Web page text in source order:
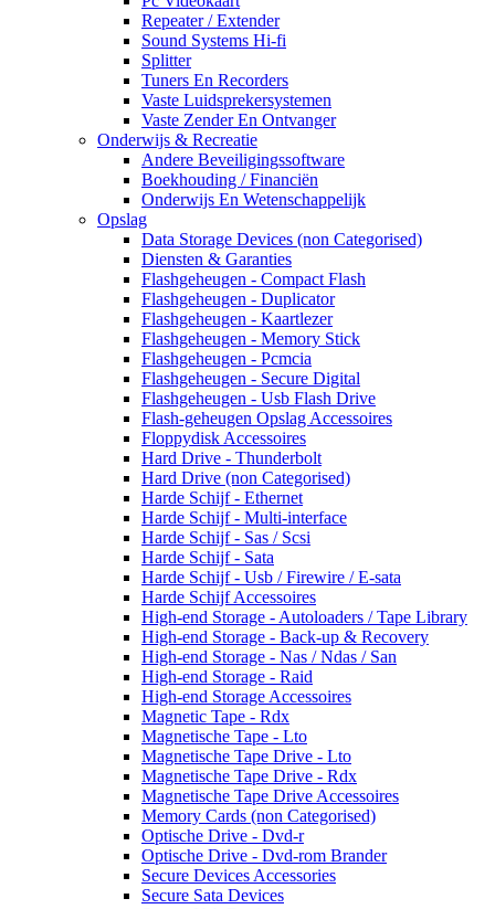
Repeater / Extender
Sound Systems Hi-fi
Splitter
Tuners En Recorders
Vaste Luidsprekersystemen
Vaste Zender En Ontvanger
Onderwijs & Recreatie
Andere Beveiligingssoftware
Boekhouding / Financiën
Onderwijs En Wetenschappelijk
Opslag
Data Storage Devices (non Categorised)
Diensten & Garanties
Flashgeheugen - Compact Flash
Flashgeheugen - Duplicator
Flashgeheugen - Kaartlezer
Flashgeheugen - Memory Stick
Flashgeheugen - Pcmcia
Flashgeheugen - Secure Digital
Flashgeheugen - Usb Flash Drive
Flash-geheugen Opslag Accessoires
Floppydisk Accessoires
Hard Drive - Thunderbolt
Hard Drive (non Categorised)
Harde Schijf - Ethernet
Harde Schijf - Multi-interface
Harde Schijf - Sas / Scsi
Harde Schijf - Sata
Harde Schijf - Usb / Firewire / E-sata
Harde Schijf Accessoires
High-end Storage - Autoloaders / Tape Library
High-end Storage - Back-up & Recovery
High-end Storage - Nas / Ndas / San
High-end Storage - Raid
High-end Storage Accessoires
Magnetic Tape - Rdx
Magnetische Tape - Lto
Magnetische Tape Drive - Lto
Magnetische Tape Drive - Rdx
Magnetische Tape Drive Accessoires
Memory Cards (non Categorised)
Optische Drive - Dvd-r
Optische Drive - Dvd-rom Brander
Secure Devices Accessories
Secure Sata Devices